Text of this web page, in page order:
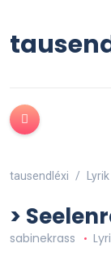
tausendléxi Lyrik
>
sabinekrass